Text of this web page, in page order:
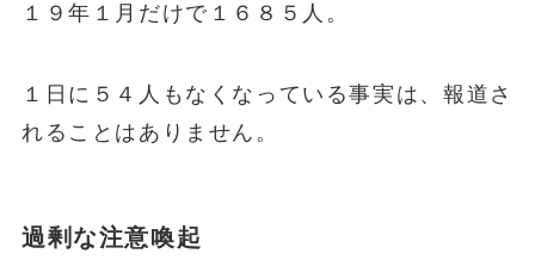
１９年１月だけで１６８５人。
１日に５４人もなくなっている事実は、報道さ
れることはありません。
過剰な注意喚起